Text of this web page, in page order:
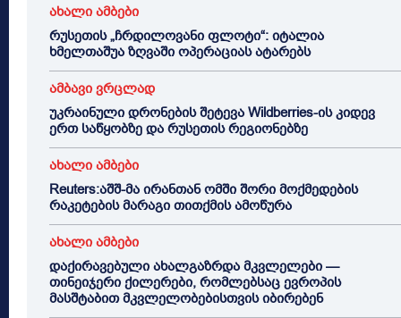
ახალი ამბები
რუსეთის „ჩრდილოვანი ფლოტი“: იტალია
ხმელთაშუა ზღვაში ოპერაციას ატარებს
ამბავი ვრცლად
უკრაინული დრონების შეტევა Wildberries-ის კიდევ
ერთ საწყობზე და რუსეთის რეგიონებზე
ახალი ამბები
Reuters:აშშ-მა ირანთან ომში შორი მოქმედების
რაკეტების მარაგი თითქმის ამოწურა
ახალი ამბები
დაქირავებული ახალგაზრდა მკვლელები —
თინეიჯერი ქილერები, რომლებსაც ევროპის
მასშტაბით მკვლელობებისთვის იბირებენ